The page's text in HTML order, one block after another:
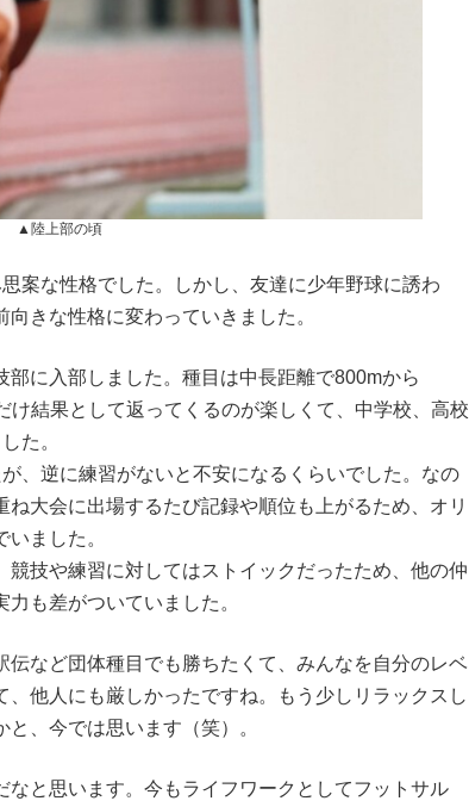
▲陸上部の頃
案な性格でした。しかし、友達に少年野球に誘わ
きな性格に変わっていきました。
に入部しました。種目は中長距離で800mから
結果として返ってくるのが楽しくて、中学校、高校
た。
、逆に練習がないと不安になるくらいでした。なの
大会に出場するたび記録や順位も上がるため、オリ
ました。
技や練習に対してはストイックだったため、他の仲
も差がついていました。
など団体種目でも勝ちたくて、みんなを自分のレベ
他人にも厳しかったですね。もう少しリラックスし
、今では思います（笑）。
と思います。今もライフワークとしてフットサル